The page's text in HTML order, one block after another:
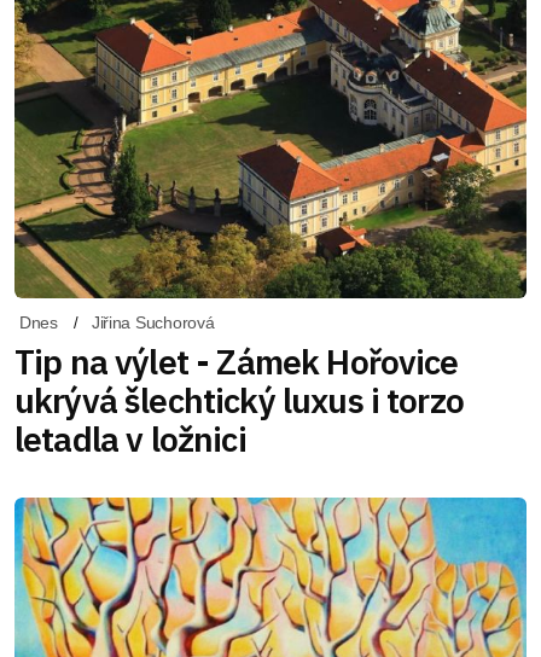
Dnes Jiřina Suchorová
Tip na výlet - Zámek Hořovice
ukrývá šlechtický luxus i torzo
letadla v ložnici